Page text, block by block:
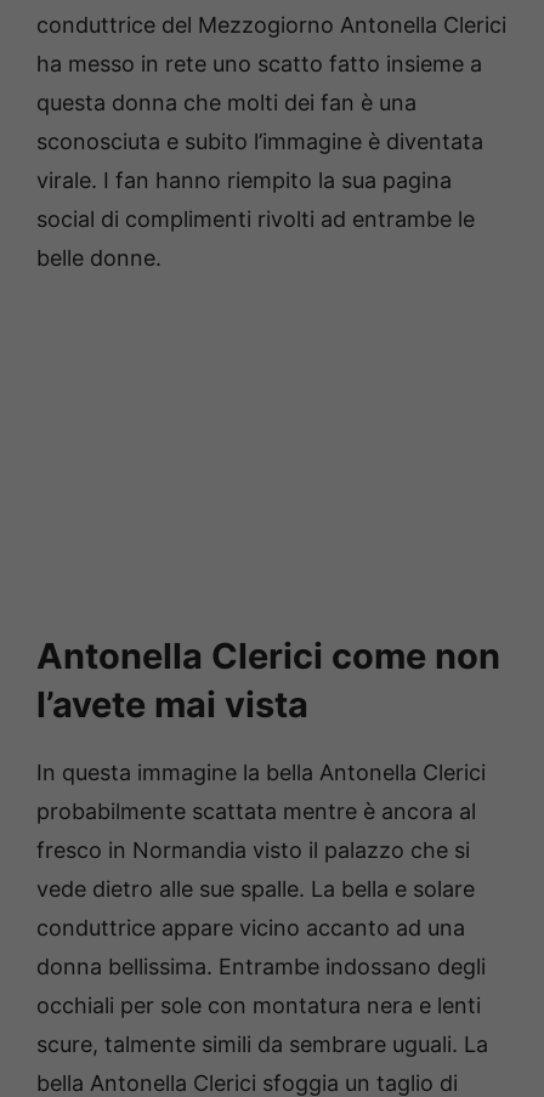
conduttrice del Mezzogiorno Antonella Clerici
ha messo in rete uno scatto fatto insieme a
questa donna che molti dei fan è una
sconosciuta e subito l’immagine è diventata
virale. I fan hanno riempito la sua pagina
social di complimenti rivolti ad entrambe le
belle donne.
Antonella Clerici come non
l’avete mai vista
In questa immagine la bella Antonella Clerici
probabilmente scattata mentre è ancora al
fresco in Normandia visto il palazzo che si
vede dietro alle sue spalle. La bella e solare
conduttrice appare vicino accanto ad una
donna bellissima. Entrambe indossano degli
occhiali per sole con montatura nera e lenti
scure, talmente simili da sembrare uguali. La
bella Antonella Clerici sfoggia un taglio di